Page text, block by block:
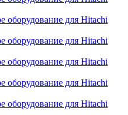
оборудование для Hitachi
оборудование для Hitachi
оборудование для Hitachi
оборудование для Hitachi
оборудование для Hitachi